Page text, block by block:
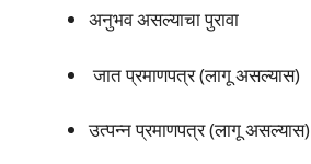
अनुभव असल्याचा पुरावा
जात प्रमाणपत्र (लागू असल्यास)
उत्पन्न प्रमाणपत्र (लागू असल्यास)